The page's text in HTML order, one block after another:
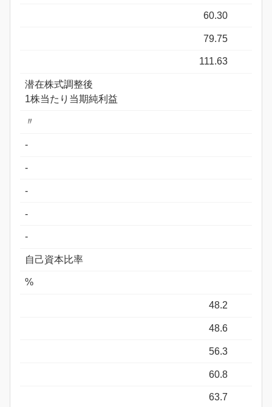
60.30
79.75
111.63
潜在株式調整後
1株当たり当期純利益
〃
-
-
-
-
-
自己資本比率
%
48.2
48.6
56.3
60.8
63.7